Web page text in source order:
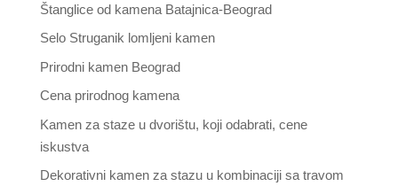
Štanglice od kamena Batajnica-Beograd
Selo Struganik lomljeni kamen
Prirodni kamen Beograd
Cena prirodnog kamena
Kamen za staze u dvorištu, koji odabrati, cene
iskustva
Dekorativni kamen za stazu u kombinaciji sa travom